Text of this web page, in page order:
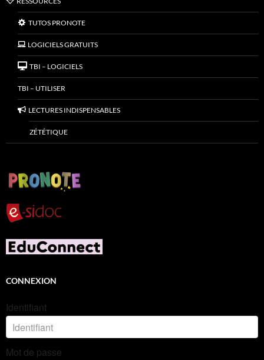
TUTOS PRONOTE
LOGICIELS GRATUITS
TBI – LOGICIELS
TBI – UTILISER
LECTURES INDISPENSABLES
ZÉTÉTIQUE
CONNEXION
Identifiant
Mot de passe